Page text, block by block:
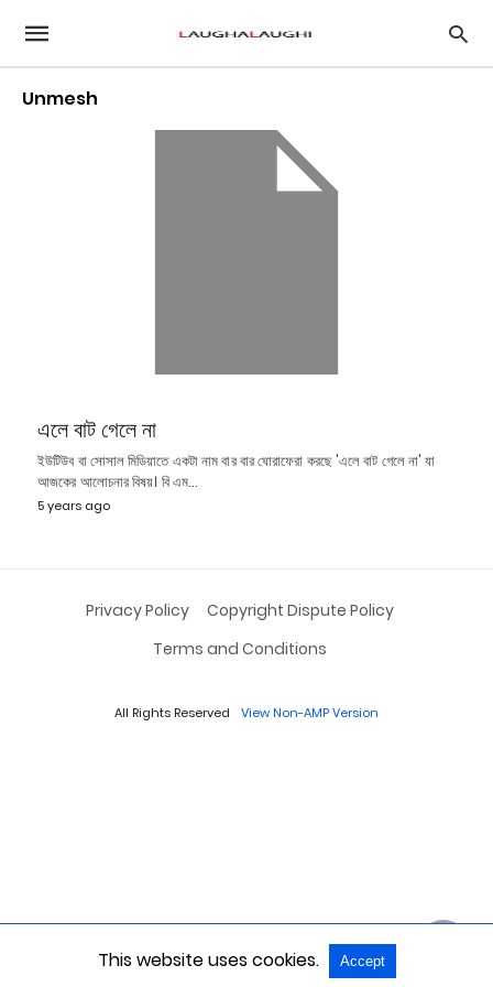
Unmesh
এলে বাট গেলে না
ইউটিউব বা সোসাল মিডিয়াতে একটা নাম বার বার ঘোরাফেরা করছে 'এলে বাট গেলে না' যা
আজকের আলোচনার বিষয়। বি এম…
5 years ago
Privacy Policy
Copyright Dispute Policy
Terms and Conditions
All Rights Reserved View Non-AMP Version
This website uses cookies. Accept